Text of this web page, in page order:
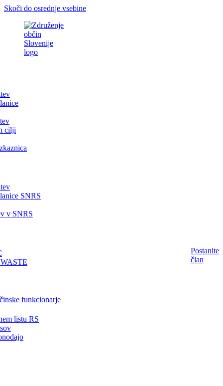
Skoči do osrednje vsebine
cilji
SNRS
v SNRS
funkcionarje
listu RS
Postanite
član